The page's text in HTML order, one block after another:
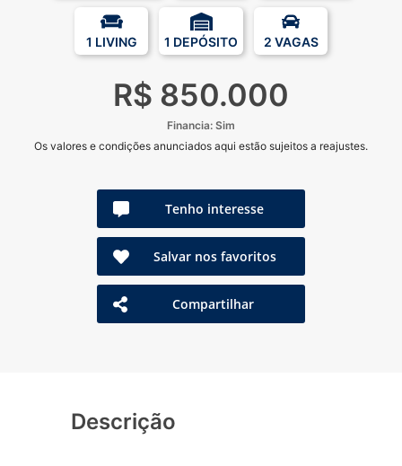
1 LIVING 1 DEPÓSITO 2 VAGAS
R$ 850.000
Financia: Sim
Os valores e condições anunciados aqui estão sujeitos a reajustes.
Tenho interesse
Salvar nos favoritos
Compartilhar
Descrição